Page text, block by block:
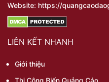
Website: https://
LIÊN KẾT NHANH
Giới thiệu
Thi Công Biển Quảng Cáo